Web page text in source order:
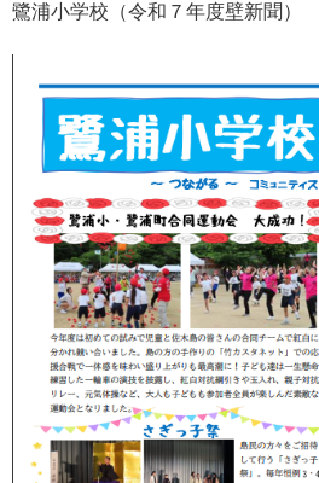
鷺浦小学校（令和７年度壁新聞）